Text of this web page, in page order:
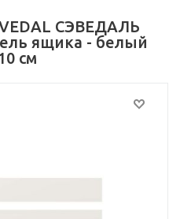
СЭВЕДАЛЬ
ящика - белый
см